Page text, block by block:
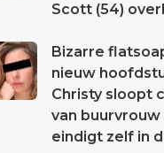
Scott (54)
Bizarre
nieuw
Christy sloopt
van buurvrouw
eindigt zelf in